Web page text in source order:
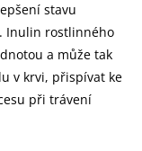
stavu
Inulin rostlinného
a může tak
v krvi, přispívat ke
při trávení